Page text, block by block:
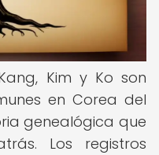
Kim y Ko son
en Corea del
genealógica que
Los registros